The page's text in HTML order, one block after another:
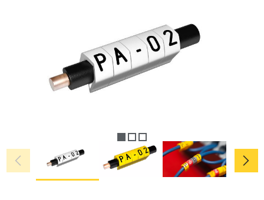
chevron_left chevron_right